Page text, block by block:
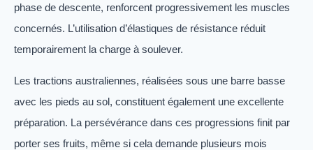
phase de descente, renforcent progressivement les muscles
concernés. L’utilisation d’élastiques de résistance réduit
temporairement la charge à soulever.
Les tractions australiennes, réalisées sous une barre basse
avec les pieds au sol, constituent également une excellente
préparation. La persévérance dans ces progressions finit par
porter ses fruits, même si cela demande plusieurs mois